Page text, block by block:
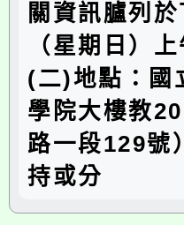
關資訊臚列
（星期日）
(二)地點：國
學院大樓教
路一段129號
持或分